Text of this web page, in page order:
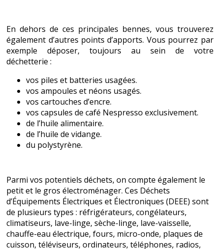
En dehors de ces principales bennes, vous trouverez
également d’autres points d’apports. Vous pourrez par
exemple déposer, toujours au sein de votre
déchetterie :
vos piles et batteries usagées.
vos ampoules et néons usagés.
vos cartouches d’encre.
vos capsules de café Nespresso exclusivement.
de l’huile alimentaire.
de l’huile de vidange.
du polystyrène.
Parmi vos potentiels déchets, on compte également le
petit et le gros électroménager. Ces Déchets
d’Équipements Électriques et Électroniques (DEEE) sont
de plusieurs types : réfrigérateurs, congélateurs,
climatiseurs, lave-linge, sèche-linge, lave-vaisselle,
chauffe-eau électrique, fours, micro-onde, plaques de
cuisson, téléviseurs, ordinateurs, téléphones, radios,